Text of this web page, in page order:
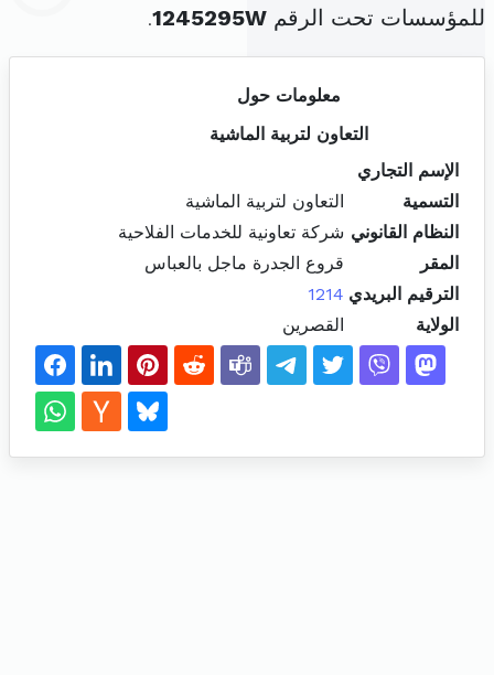
للمؤسسات تحت الرقم 1245295W
.
معلومات حول
التعاون لتربية الماشية
الإسم التجاري
التسمية
التعاون لتربية الماشية
النظام القانوني شركة تعاونية للخدمات الفلاحية
المقر
قروع الجدرة ماجل بالعباس
الترقيم البريدي 1214
الولاية
القصرين